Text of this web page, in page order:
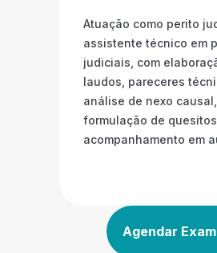
Atuação como perito
assistente técnico em
judiciais, com
laudos, pareceres
análise de nexo causal,
formulação de
acompanhamento em
Agendar